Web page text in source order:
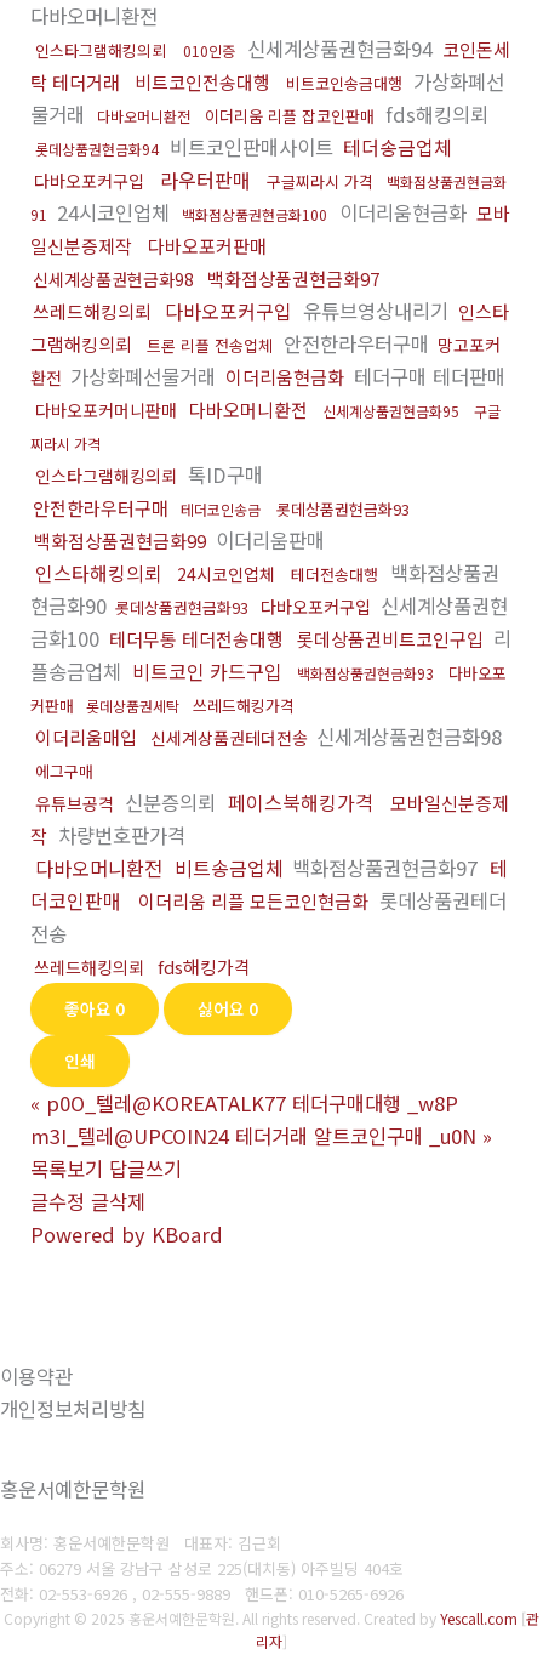
다바오머니환전
인스타그램해킹의뢰 010인증 신세계상품권현금화94 코인돈세
탁 테더거래
비트코인전송대행 비트코인송금대행 가상화폐선
물거래
다바오머니환전 이더리움 리플 잡코인판매 fds해킹의뢰
롯데상품권현금화94 비트코인판매사이트 테더송금업체
다바오포커구입 라우터판매 구글찌라시 가격
백화점상품권현금화
91
24시코인업체 백화점상품권현금화100 이더리움현금화 모바
일신분증제작
다바오포커판매
신세계상품권현금화98
백화점상품권현금화97
쓰레드해킹의뢰
다바오포커구입 유튜브영상내리기 인스타
그램해킹의뢰
트론 리플 전송업체 안전한라우터구매 망고포커
환전 가상화폐선물거래 이더리움현금화 테더구매 테더판매
다바오포커머니판매 다바오머니환전 신세계상품권현금화95
구글
찌라시 가격
인스타그램해킹의뢰 톡ID구매
안전한라우터구매 테더코인송금 롯데상품권현금화93
백화점상품권현금화99 이더리움판매
인스타해킹의뢰
24시코인업체 테더전송대행
백화점상품권
현금화90 롯데상품권현금화93 다바오포커구입 신세계상품권현
금화100 테더무통 테더전송대행 롯데상품권비트코인구입 리
플송금업체 비트코인 카드구입 백화점상품권현금화93
다바오포
커판매
롯데상품권세탁 쓰레드해킹가격
이더리움매입 신세계상품권테더전송 신세계상품권현금화98
에그구매
유튜브공격 신분증의뢰 페이스북해킹가격
모바일신분증제
작 차량번호판가격
다바오머니환전 비트송금업체 백화점상품권현금화97 테
더코인판매
이더리움 리플 모든코인현금화 롯데상품권테더
전송
쓰레드해킹의뢰 fds해킹가격
좋아요 0 싫어요 0
인쇄
« p0O_텔레@KOREATALK77 테더구매대행 _w8P
m3I_텔레@UPCOIN24 테더거래 알트코인구매 _u0N »
목록보기 답글쓰기
글수정 글삭제
Powered by KBoard
이용약관
개인정보처리방침
홍운서예한문학원
회사명: 홍운서예한문학원 대표자: 김근회
주소: 06279 서울 강남구 삼성로 225(대치동) 아주빌딩 404호
전화: 02-553-6926 , 02-555-9889 핸드폰: 010-5265-6926
Copyright © 2025 홍운서예한문학원. All rights reserved. Created byYescall.com [관
리자]